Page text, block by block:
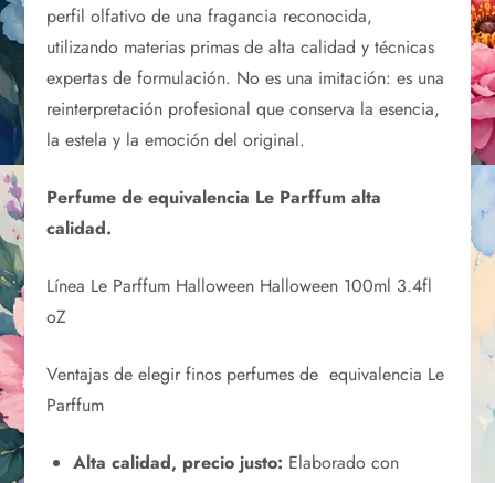
perfil olfativo de una fragancia reconocida,
utilizando materias primas de alta calidad y técnicas
expertas de formulación. No es una imitación: es una
reinterpretación profesional que conserva la esencia,
la estela y la emoción del original.
Perfume de equivalencia Le Parffum alta
calidad.
Línea Le Parffum Halloween Halloween 100ml 3.4fl
oZ
Ventajas de elegir finos perfumes de equivalencia Le
Parffum
Alta calidad, precio justo: Elaborado con